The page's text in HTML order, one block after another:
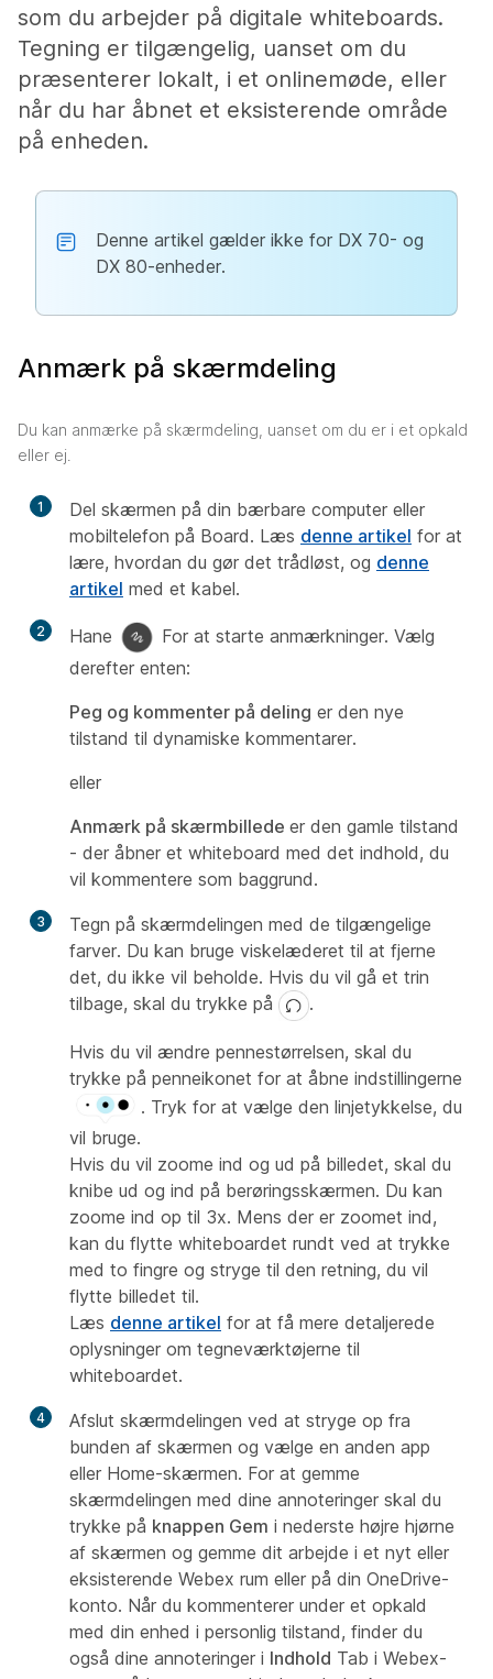
som du arbejder på digitale whiteboards.
Tegning er tilgængelig, uanset om du
præsenterer lokalt, i et onlinemøde, eller
når du har åbnet et eksisterende område
på enheden.
Denne artikel gælder ikke for DX 70- og
DX 80-enheder.
Anmærk på skærmdeling
Du kan anmærke på skærmdeling, uanset om du er i et opkald
eller ej.
1
Del skærmen på din bærbare computer eller
mobiltelefon på Board. Læs denne artikel for at
lære, hvordan du gør det trådløst, og denne
artikel med et kabel.
2 Hane
For at starte anmærkninger. Vælg
derefter enten:
Peg og kommenter på deling er den nye
tilstand til dynamiske kommentarer.
eller
Anmærk på skærmbillede er den gamle tilstand
- der åbner et whiteboard med det indhold, du
vil kommentere som baggrund.
3
Tegn på skærmdelingen med de tilgængelige
farver. Du kan bruge viskelæderet til at fjerne
det, du ikke vil beholde. Hvis du vil gå et trin
tilbage, skal du trykke på
.
Hvis du vil ændre pennestørrelsen, skal du
trykke på penneikonet for at åbne indstillingerne
. Tryk for at vælge den linjetykkelse, du
vil bruge.
Hvis du vil zoome ind og ud på billedet, skal du
knibe ud og ind på berøringsskærmen. Du kan
zoome ind op til 3x. Mens der er zoomet ind,
kan du flytte whiteboardet rundt ved at trykke
med to fingre og stryge til den retning, du vil
flytte billedet til.
Læs denne artikel for at få mere detaljerede
oplysninger om tegneværktøjerne til
whiteboardet.
4
Afslut skærmdelingen ved at stryge op fra
bunden af skærmen og vælge en anden app
eller Home-skærmen. For at gemme
skærmdelingen med dine annoteringer skal du
trykke på knappen Gem i nederste højre hjørne
af skærmen og gemme dit arbejde i et nyt eller
eksisterende Webex rum eller på din OneDrive-
konto. Når du kommenterer under et opkald
med din enhed i personlig tilstand, finder du
også dine annoteringer i Indhold Tab i Webex-